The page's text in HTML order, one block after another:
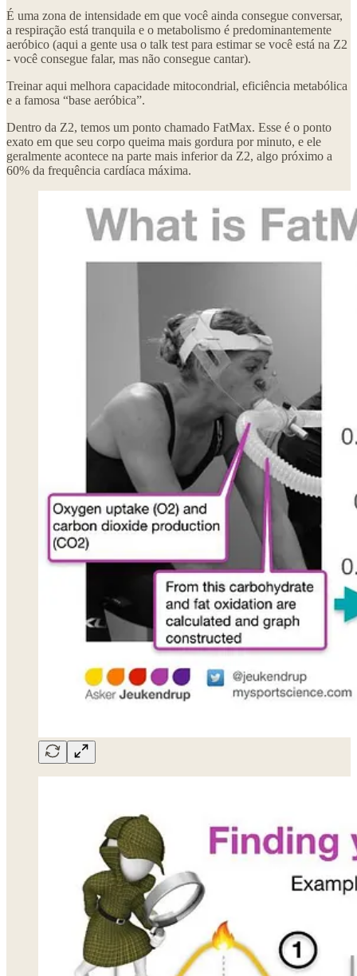
É uma zona de intensidade em que você ainda consegue conversar,
a respiração está tranquila e o metabolismo é predominantemente
aeróbico (aqui a gente usa o talk test para estimar se você está na Z2
- você consegue falar, mas não consegue cantar).
Treinar aqui melhora capacidade mitocondrial, eficiência metabólica
e a famosa “base aeróbica”.
Dentro da Z2, temos um ponto chamado FatMax. Esse é o ponto
exato em que seu corpo queima mais gordura por minuto, e ele
geralmente acontece na parte mais inferior da Z2, algo próximo a
60% da frequência cardíaca máxima.